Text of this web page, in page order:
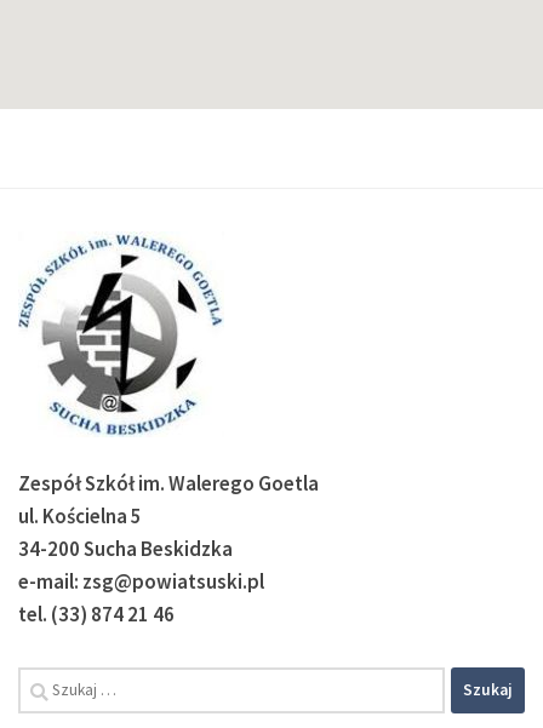
Zespół Szkół im. Walerego Goetla
ul. Kościelna 5
34-200 Sucha Beskidzka
e-mail: zsg@powiatsuski.pl
tel. (33) 874 21 46
Szukaj: